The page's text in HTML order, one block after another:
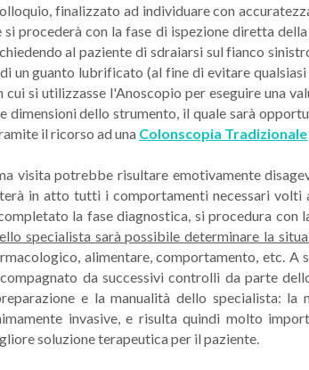
finalizzato ad individuare con
si procederà con la fase di ispezione diretta
al paziente di sdraiarsi sul fianco
un guanto lubrificato (al fine di evitare
cui si utilizzasse l'Anoscopio per eseguire una
dimensioni dello strumento, il quale sarà
il ricorso ad una Colonscopia Tradizionale
visita potrebbe risultare emotivamente
in atto tutti i comportamenti necessari volti
la fase diagnostica, si procedura
specialista sarà possibile determinare la
alimentare, comportamento, etc.
da successivi controlli da parte
e la manualità dello specialista:
invasive, e risulta quindi molto
soluzione terapeutica per il paziente.